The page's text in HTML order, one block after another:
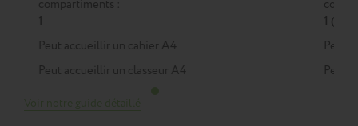
compartiments :
1
Peut accueillir un cahier A4
Peut accueillir un classeur A4
1 (M)
Peut
Peut